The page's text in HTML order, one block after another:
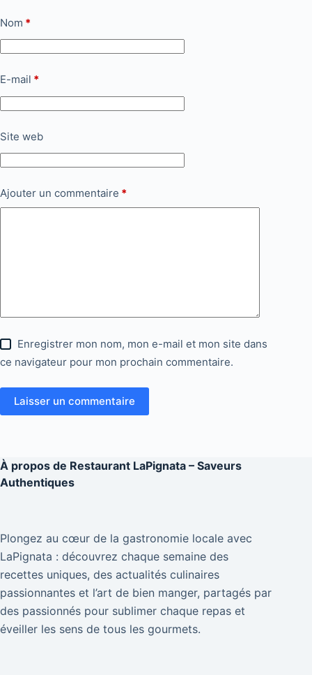
Nom *
E-mail *
Site web
Ajouter un commentaire *
Enregistrer mon nom, mon e-mail et mon site dans
ce navigateur pour mon prochain commentaire.
Laisser un commentaire
À propos de Restaurant LaPignata – Saveurs
Authentiques
Plongez au cœur de la gastronomie locale avec
LaPignata : découvrez chaque semaine des
recettes uniques, des actualités culinaires
passionnantes et l’art de bien manger, partagés par
des passionnés pour sublimer chaque repas et
éveiller les sens de tous les gourmets.